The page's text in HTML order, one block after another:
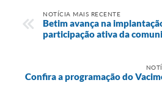
NOTÍCIA MAIS RECENTE
Betim avança na
participação ativa da
Confira a programação do